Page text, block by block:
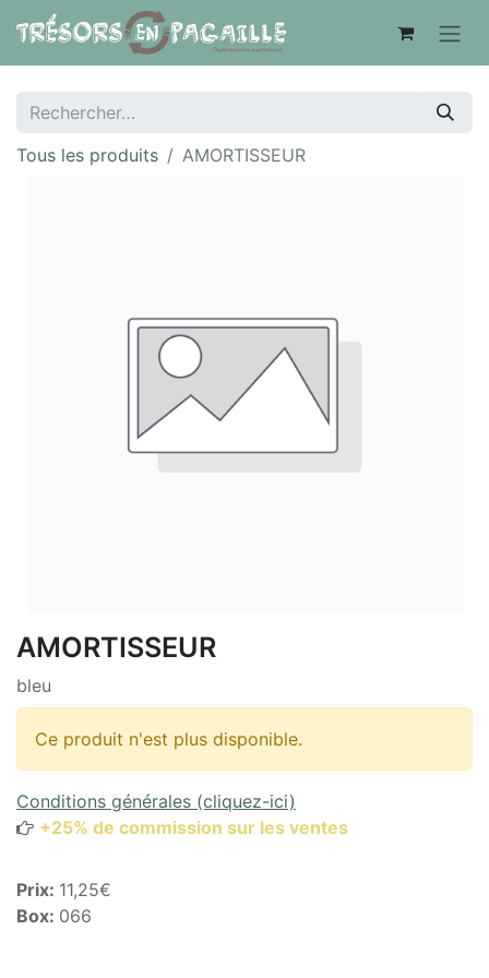
Tous les produits AMORTISSEUR
AMORTISSEUR
bleu
Ce produit n'est plus disponible.
Conditions générales (cliquez-ici)
+25% de commission sur les ventes
Prix: 11,25€
Box: 066